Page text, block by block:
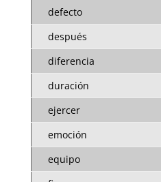
defecto
después
diferencia
duración
ejercer
emoción
equipo